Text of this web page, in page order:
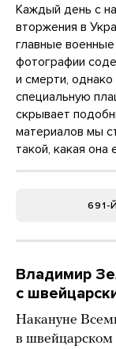
Каждый день с
вторжения в
главные
фотографии
и смерти,
специальную
скрывает
материалов мы
такой, какая она
691-
Владимир
с
Накануне
в швейцарском